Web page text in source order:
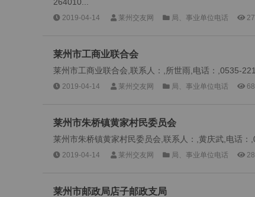
2019-04-14 莱州交友网 局、事业单位电话
莱州市工商业联合会
莱州市工商业联合会,联系人：,所世雨,电话：,0535-
2019-04-14 莱州交友网 局、事业单位电话
莱州市朱桥镇黄家村民委员会
莱州市朱桥镇黄家村民委员会,联系人：,黄庆武,电话
2019-04-14 莱州交友网 局、事业单位电话
莱州市邮政局店子邮政支局